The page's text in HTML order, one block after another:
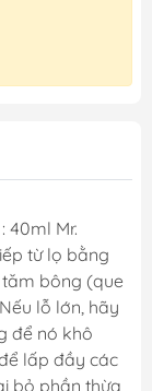
40ml Mr.
từ lọ bằng
bông (que
lỗ lớn, hãy
để nó khô
lấp đầy các
bỏ phần thừa